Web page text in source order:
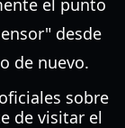
el punto
desde
de nuevo.
sobre
de visitar el